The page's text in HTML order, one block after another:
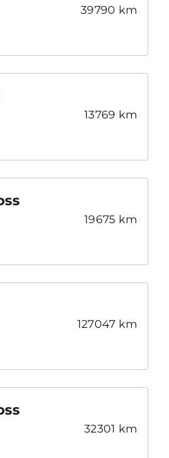
39790 km
13769 km
19675 km
127047 km
32301 km